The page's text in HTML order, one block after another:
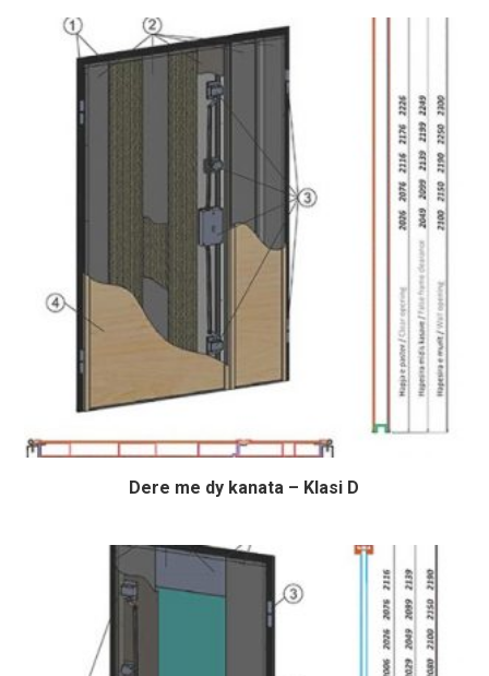
Dere me dy kanata – Klasi D